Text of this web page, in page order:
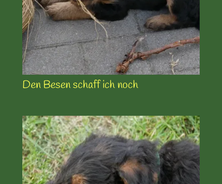
Den Besen schaff ich noch